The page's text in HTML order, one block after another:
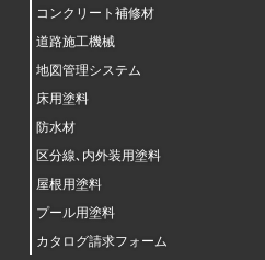
コンクリート補修材
道路施工機械
地図管理システム
床用塗料
防水材
区分線､内外装用塗料
屋根用塗料
プール用塗料
カタログ請求フォーム